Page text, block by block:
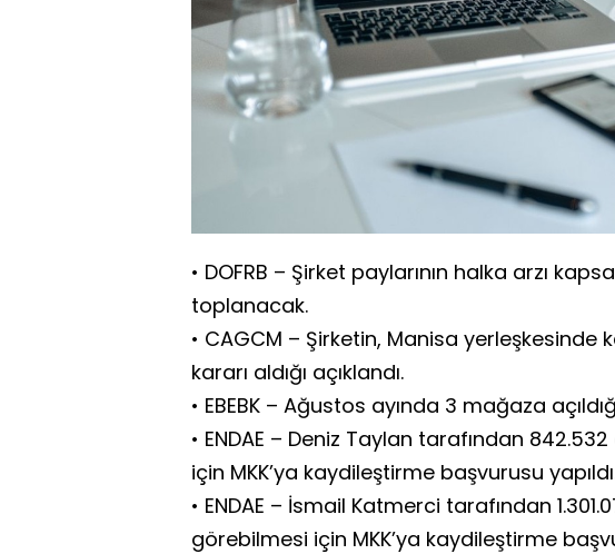
• DOFRB – Şirket paylarının halka arzı
toplanacak.
• CAGCM – Şirketin, Manisa yerleşkesinde
kararı aldığı açıklandı.
• EBEBK – Ağustos ayında 3 mağaza
• ENDAE – Deniz Taylan tarafından
için MKK’ya kaydileştirme başvurusu
• ENDAE – İsmail Katmerci tarafından
görebilmesi için MKK’ya kaydileştirme